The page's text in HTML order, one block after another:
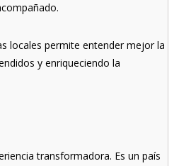
locales permite entender mejor la
y enriqueciendo la
transformadora. Es un país